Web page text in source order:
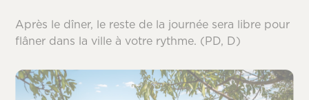
Après le dîner, le reste de la journée sera libre pour
flâner dans la ville à votre rythme. (PD, D)